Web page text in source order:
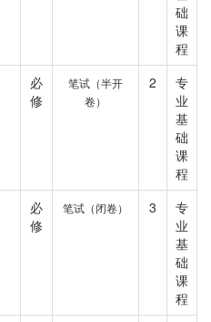
础
课
程
必
修
笔试（半开
卷）
2
专
业
基
础
课
程
必
修
笔试（闭卷） 3
专
业
基
础
课
程